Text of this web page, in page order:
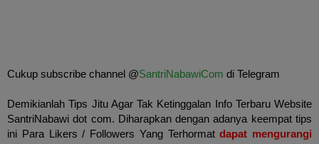
Cukup subscribe channel @SantriNabawiCom di Telegram
Demikianlah Tips Jitu Agar Tak Ketinggalan Info Terbaru Website
SantriNabawi dot com. Diharapkan dengan adanya keempat tips
ini Para Likers / Followers Yang Terhormatdapat mengurangi